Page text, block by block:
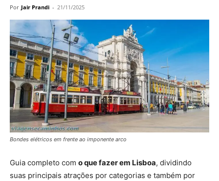
Por Jair Prandi - 21/11/2025
Bondes elétricos em frente ao imponente arco
Guia completo com o que fazer em Lisboa, dividindo
suas principais atrações por categorias e também por